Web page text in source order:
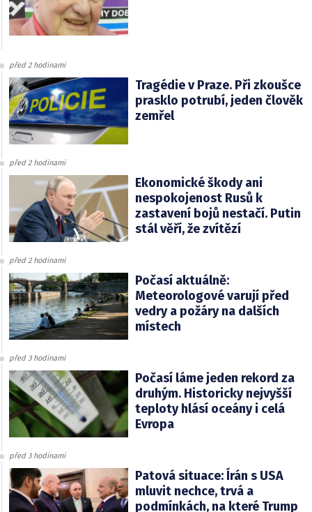
před 2 hodinami
Tragédie v Praze. Při zkoušce
prasklo potrubí, jeden člověk
zemřel
před 2 hodinami
Ekonomické škody ani
nespokojenost Rusů k
zastavení bojů nestačí. Putin
stál věří, že zvítězí
před 2 hodinami
Počasí aktuálně:
Meteorologové varují před
vedry a požáry na dalších
místech
před 3 hodinami
Počasí láme jeden rekord za
druhým. Historicky nejvyšší
teploty hlásí oceány i celá
Evropa
před 3 hodinami
Patová situace: Írán s USA
mluvit nechce, trvá a
podmínkách, na které Trump